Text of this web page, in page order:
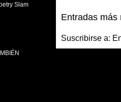
Entradas más
Suscribirse a:
Slam